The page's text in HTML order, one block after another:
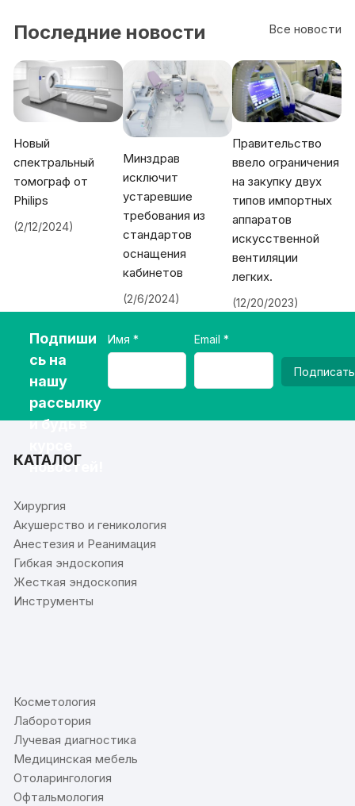
Все новости
Последние новости
Новый
спектральный
томограф от
Philips
(2/12/2024)
Минздрав
исключит
устаревшие
требования из
стандартов
оснащения
кабинетов
(2/6/2024)
Правительство
ввело ограничения
на закупку двух
типов импортных
аппаратов
искусственной
вентиляции
легких.
(12/20/2023)
Подпиши
сь на
нашу
рассылку
и будь в
новостей!
Имя Email
КАТАЛОГ
Хирургия
Акушерство и геникология
Анестезия и Реанимация
Гибкая эндоскопия
Жесткая эндоскопия
Инструменты
Косметология
Лаборотория
Лучевая диагностика
Медицинская мебель
Отоларингология
Офтальмология